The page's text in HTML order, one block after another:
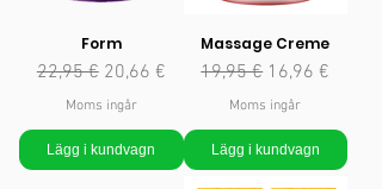
Form
Ordinarie pris
22,95 € Reapris
20,66 €
Moms ingår
Lägg i kundvagn
Massage Creme
Ordinarie pris
19,95 € Reapris
16,96 €
Moms ingår
Lägg i kundvagn